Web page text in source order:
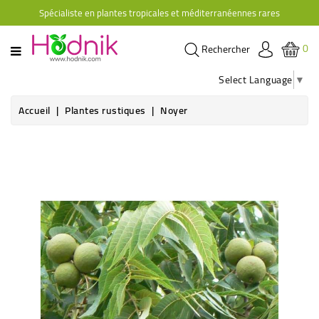
Spécialiste en plantes tropicales et méditerranéennes rares
CATÉGORIE
PLANTES
GRIMPANTES
BRUGMANSIAS
PLANTES
RUSTIQUES
PLANTES
RETOMBANTES
0
Rechercher
Select Language ▼
Accueil
Plantes rustiques Noyer